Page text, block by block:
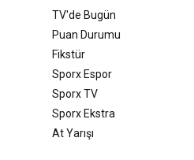
TV'de Bugün
Puan Durumu
Fikstür
Sporx Espor
Sporx TV
Sporx Ekstra
At Yarışı